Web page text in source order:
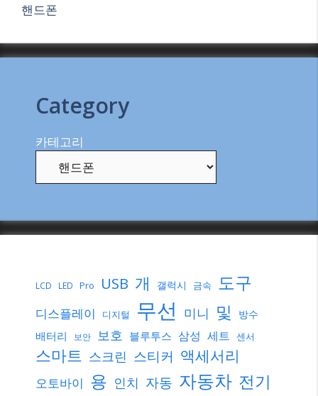
핸드폰
Category
카테고리
LCD LED Pro USB 개 갤럭시 금속 도구
디스플레이 디지털 무선 미니 및 방수
배터리 보안 보호 블루투스 삼성 세트 센서
스마트 스크린 스티커 액세서리
오토바이 용 인치 자동 자동차 전기